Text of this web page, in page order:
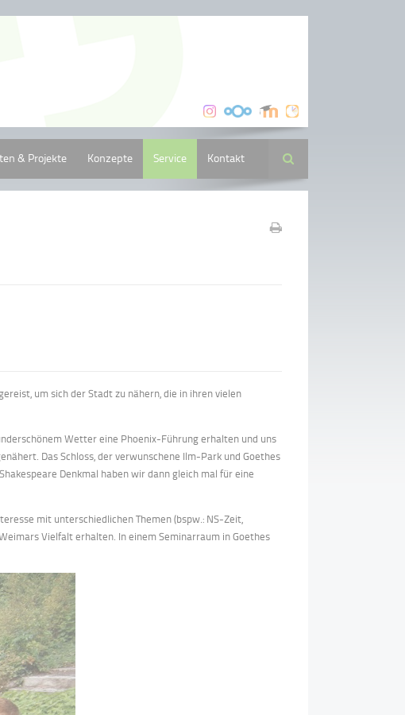
& Projekte Konzepte Service Kontakt Suche
um sich der Stadt zu nähern, die in ihren vielen
Wetter eine Phoenix-Führung erhalten und uns
Das Schloss, der verwunschene Ilm-Park und Goethes
Denkmal haben wir dann gleich mal für eine
mit unterschiedlichen Themen (bspw.: NS-Zeit,
Vielfalt erhalten. In einem Seminarraum in Goethes